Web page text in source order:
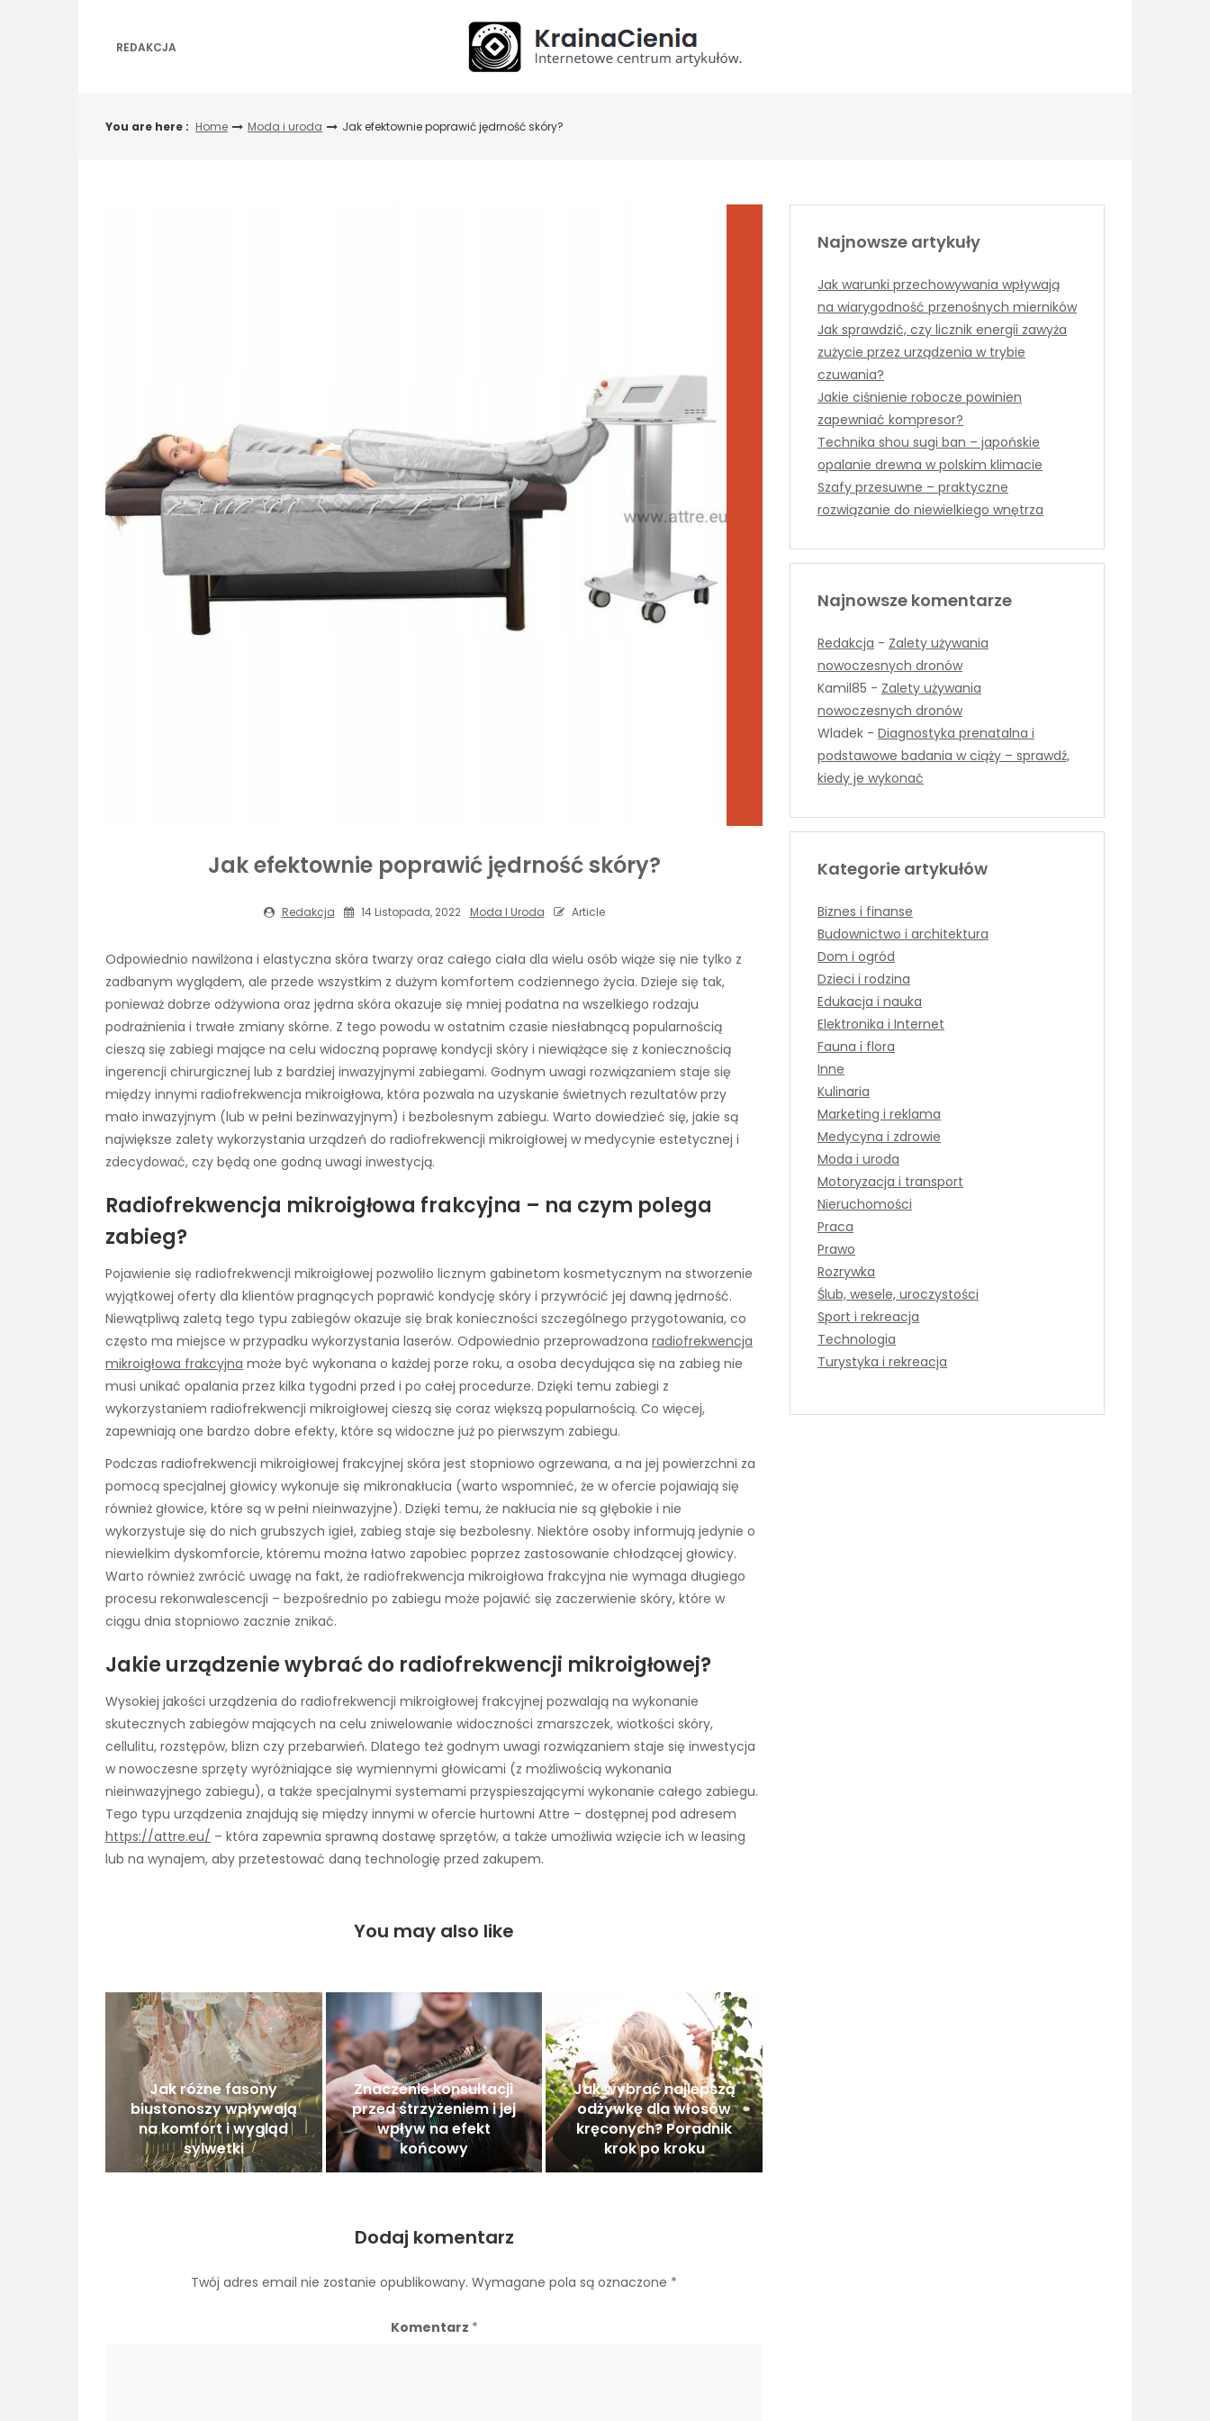
REDAKCJA
You are here : Home Moda i uroda Jak efektownie poprawić jędrność skóry?
Jak efektownie poprawić jędrność skóry?
Redakcja 14 Listopada, 2022 Moda I Uroda Article
Odpowiednio nawilżona i elastyczna skóra twarzy oraz całego ciała dla wielu osób wiąże się nie tylko z
zadbanym wyglądem, ale przede wszystkim z dużym komfortem codziennego życia. Dzieje się tak,
ponieważ dobrze odżywiona oraz jędrna skóra okazuje się mniej podatna na wszelkiego rodzaju
podrażnienia i trwałe zmiany skórne. Z tego powodu w ostatnim czasie niesłabnącą popularnością
cieszą się zabiegi mające na celu widoczną poprawę kondycji skóry i niewiążące się z koniecznością
ingerencji chirurgicznej lub z bardziej inwazyjnymi zabiegami. Godnym uwagi rozwiązaniem staje się
między innymi radiofrekwencja mikroigłowa, która pozwala na uzyskanie świetnych rezultatów przy
mało inwazyjnym (lub w pełni bezinwazyjnym) i bezbolesnym zabiegu. Warto dowiedzieć się, jakie są
największe zalety wykorzystania urządzeń do radiofrekwencji mikroigłowej w medycynie estetycznej i
zdecydować, czy będą one godną uwagi inwestycją.
Radiofrekwencja mikroigłowa frakcyjna – na czym polega
zabieg?
Pojawienie się radiofrekwencji mikroigłowej pozwoliło licznym gabinetom kosmetycznym na stworzenie
wyjątkowej oferty dla klientów pragnących poprawić kondycję skóry i przywrócić jej dawną jędrność.
Niewątpliwą zaletą tego typu zabiegów okazuje się brak konieczności szczególnego przygotowania, co
często ma miejsce w przypadku wykorzystania laserów. Odpowiednio przeprowadzona radiofrekwencja
mikroigłowa frakcyjna może być wykonana o każdej porze roku, a osoba decydująca się na zabieg nie
musi unikać opalania przez kilka tygodni przed i po całej procedurze. Dzięki temu zabiegi z
wykorzystaniem radiofrekwencji mikroigłowej cieszą się coraz większą popularnością. Co więcej,
zapewniają one bardzo dobre efekty, które są widoczne już po pierwszym zabiegu.
Podczas radiofrekwencji mikroigłowej frakcyjnej skóra jest stopniowo ogrzewana, a na jej powierzchni za
pomocą specjalnej głowicy wykonuje się mikronakłucia (warto wspomnieć, że w ofercie pojawiają się
również głowice, które są w pełni nieinwazyjne). Dzięki temu, że nakłucia nie są głębokie i nie
wykorzystuje się do nich grubszych igieł, zabieg staje się bezbolesny. Niektóre osoby informują jedynie o
niewielkim dyskomforcie, któremu można łatwo zapobiec poprzez zastosowanie chłodzącej głowicy.
Warto również zwrócić uwagę na fakt, że radiofrekwencja mikroigłowa frakcyjna nie wymaga długiego
procesu rekonwalescencji – bezpośrednio po zabiegu może pojawić się zaczerwienie skóry, które w
ciągu dnia stopniowo zacznie znikać.
Jakie urządzenie wybrać do radiofrekwencji mikroigłowej?
Wysokiej jakości urządzenia do radiofrekwencji mikroigłowej frakcyjnej pozwalają na wykonanie
skutecznych zabiegów mających na celu zniwelowanie widoczności zmarszczek, wiotkości skóry,
cellulitu, rozstępów, blizn czy przebarwień. Dlatego też godnym uwagi rozwiązaniem staje się inwestycja
w nowoczesne sprzęty wyróżniające się wymiennymi głowicami (z możliwością wykonania
nieinwazyjnego zabiegu), a także specjalnymi systemami przyspieszającymi wykonanie całego zabiegu.
Tego typu urządzenia znajdują się między innymi w ofercie hurtowni Attre – dostępnej pod adresem
https://attre.eu/ – która zapewnia sprawną dostawę sprzętów, a także umożliwia wzięcie ich w leasing
lub na wynajem, aby przetestować daną technologię przed zakupem.
You may also like
Jak różne fasony
biustonoszy wpływają
na komfort i wygląd
sylwetki
Znaczenie konsultacji
przed strzyżeniem i jej
wpływ na efekt
końcowy
Jak wybrać najlepszą
odżywkę dla włosów
kręconych? Poradnik
krok po kroku
Dodaj komentarz
Twój adres email nie zostanie opublikowany. Wymagane pola są oznaczone *
Komentarz *
Najnowsze artykuły
Jak warunki przechowywania wpływają
na wiarygodność przenośnych mierników
Jak sprawdzić, czy licznik energii zawyża
zużycie przez urządzenia w trybie
czuwania?
Jakie ciśnienie robocze powinien
zapewniać kompresor?
Technika shou sugi ban – japońskie
opalanie drewna w polskim klimacie
Szafy przesuwne – praktyczne
rozwiązanie do niewielkiego wnętrza
Najnowsze komentarze
Redakcja - Zalety używania
nowoczesnych dronów
Kamil85 - Zalety używania
nowoczesnych dronów
Wladek - Diagnostyka prenatalna i
podstawowe badania w ciąży – sprawdź,
kiedy je wykonać
Kategorie artykułów
Biznes i finanse
Budownictwo i architektura
Dom i ogród
Dzieci i rodzina
Edukacja i nauka
Elektronika i Internet
Fauna i flora
Inne
Kulinaria
Marketing i reklama
Medycyna i zdrowie
Moda i uroda
Motoryzacja i transport
Nieruchomości
Praca
Prawo
Rozrywka
Ślub, wesele, uroczystości
Sport i rekreacja
Technologia
Turystyka i rekreacja